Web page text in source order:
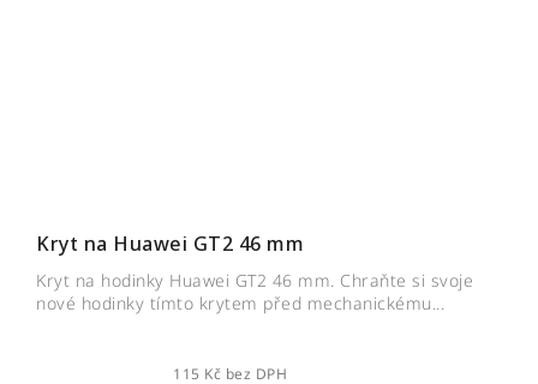
Kryt na Huawei GT2 46 mm
115 Kč bez DPH
Kryt na hodinky Huawei GT2 46 mm. Chraňte si svoje
nové hodinky tímto krytem před mechanickému...